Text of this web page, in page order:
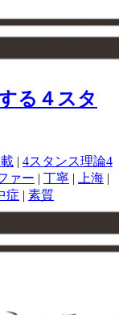
る４スタ
| 4スタンス理論4
ァー | 丁寧 | 上海 |
症 | 素質